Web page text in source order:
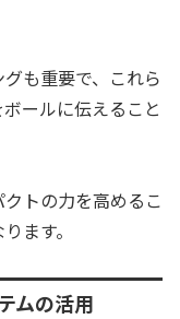
も重要で、これら
ールに伝えること
トの力を高めるこ
ます。
ムの活用